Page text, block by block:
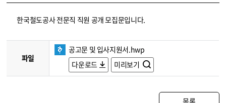
코레일소개_경영공시_채용공고 상세보기 – 내용, 파일, 담당자 연락처로 구성
한국철도공사 전문직 직원 공개 모집문입니다.
파일
공고문 및 입사지원서.hwp
다운로드
미리보기
목록